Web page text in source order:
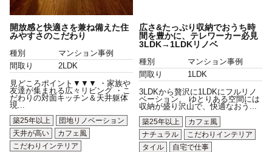
開放感と快適さを兼ね備えた住
みやすさのこだわり
種別
マンション事例
間取り
2LDK
見どころポイント▼▼▼ ・家族や
友達が集まれる広々リビング ・こ
だわりの対面キッチン＆天井躯体
現...
築25年以上
団地リノベーション
天井が高い
カフェ風
こだわりインテリア
広さ&たっぷり収納でおうち時
間を豊かに、テレワーカー必見
3LDK→1LDKリノベ
種別
マンション事例
間取り
1LDK
3LDKから贅沢に1LDKにフルリノ
ベーション。 ゆとりある空間には
収納が盛り沢山で、快適なおう...
築25年以上
カフェ風
ナチュラル
こだわりインテリア
タイル
自宅で仕事